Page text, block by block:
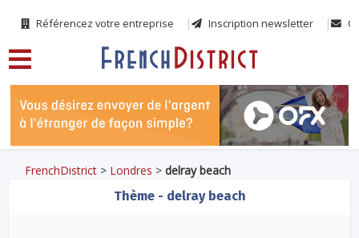
Référencez votre entreprise Inscription newsletter
FrenchDistrict > Londres >delray beach
Thème - delray beach